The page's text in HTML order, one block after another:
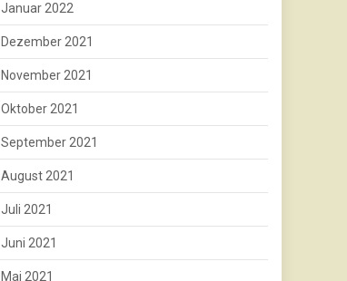
Januar 2022
Dezember 2021
November 2021
Oktober 2021
September 2021
August 2021
Juli 2021
Juni 2021
Mai 2021